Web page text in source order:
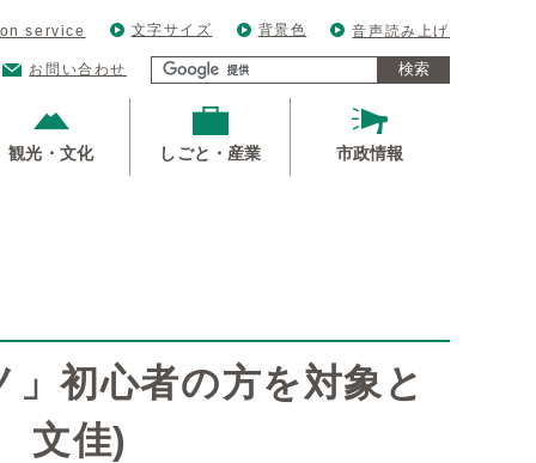
service 文字サイズ 背景色 音声読み上げ
お問い合わせ 検索
観光・文化 しごと・産業 市政情報
初心者の方を対象と
文佳)